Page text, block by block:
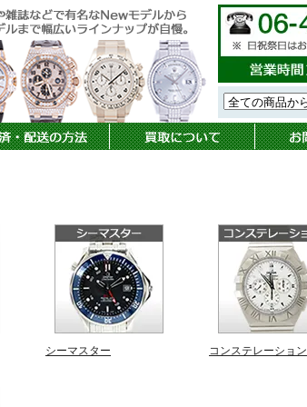
シーマスター コンステレーション